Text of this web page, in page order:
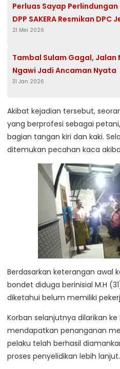
Perluas Sayap Perlindungan
DPP SAKERA Resmikan DPC
Amanah Abah Rommy
21 Mei 2026
Tambal Sulam Gagal, Jalan
Ngawi Jadi Ancaman Nyata
31 Jan 2026
Akibat kejadian tersebut,
yang berprofesi sebagai
bagian tangan kiri dan kaki.
ditemukan pecahan kaca
Berdasarkan keterangan awal
bondet diduga berinisial M.H
diketahui belum memiliki
Korban selanjutnya dilarikan ke
mendapatkan penanganan
pelaku telah berhasil
proses penyelidikan lebih lanjut.